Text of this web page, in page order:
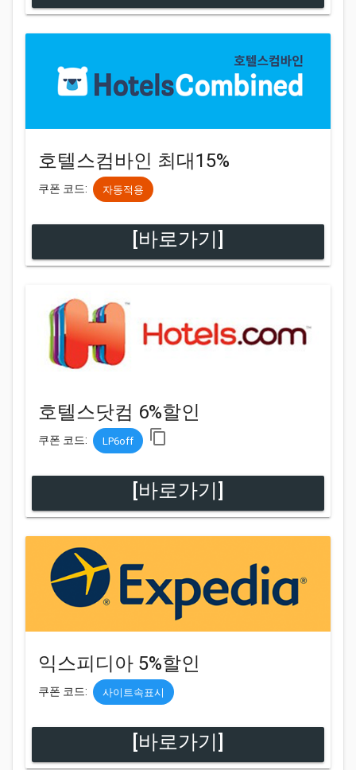
호텔스컴바인 최대15%
쿠폰 코드: 자동적용
[바로가기]
호텔스닷컴 6%할인
쿠폰 코드: LP6off content_copy
[바로가기]
익스피디아 5%할인
쿠폰 코드: 사이트속표시
[바로가기]